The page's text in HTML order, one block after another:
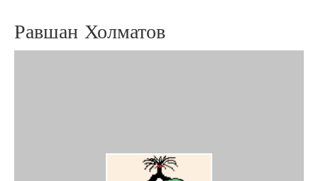
Равшан Холматов